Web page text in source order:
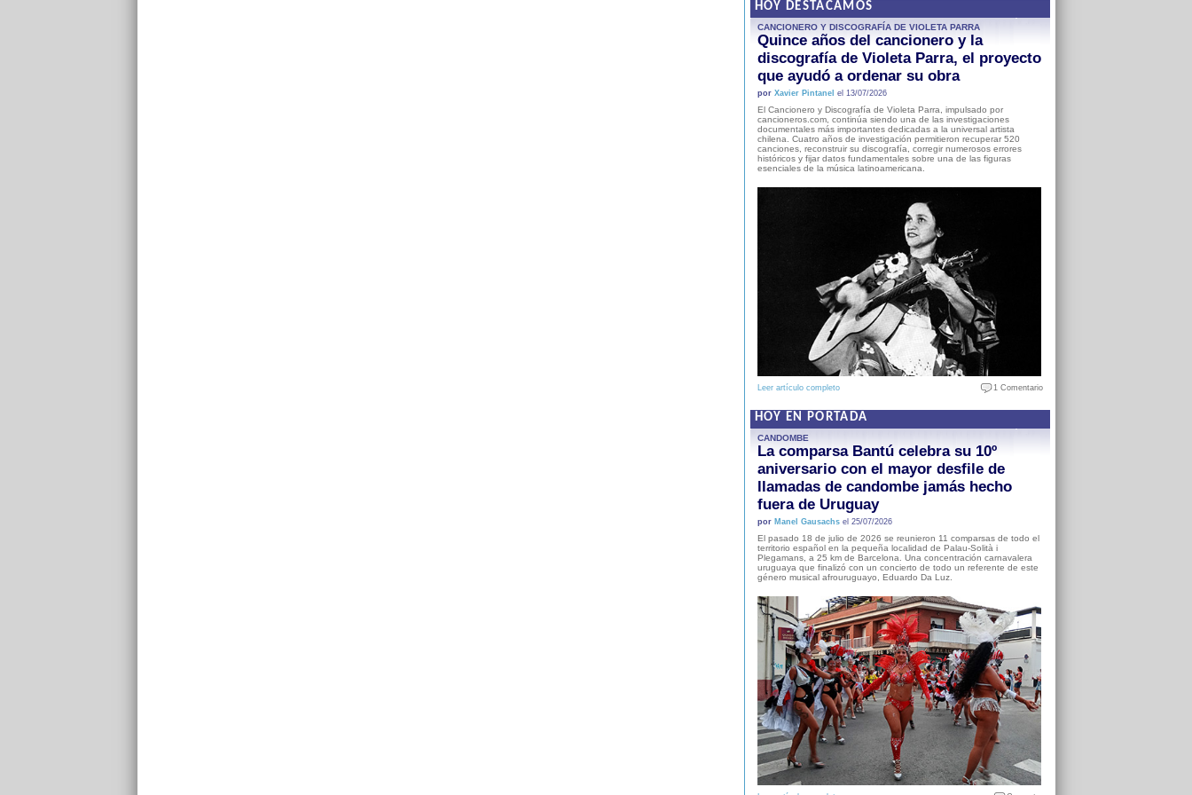
HOY DESTACAMOS
CANCIONERO Y DISCOGRAFÍA DE VIOLETA PARRA
Quince años del cancionero y la
discografía de Violeta Parra, el proyecto
que ayudó a ordenar su obra
por Xavier Pintanel el 13/07/2026
El Cancionero y Discografía de Violeta Parra, impulsado por
cancioneros.com, continúa siendo una de las investigaciones
documentales más importantes dedicadas a la universal artista
chilena. Cuatro años de investigación permitieron recuperar 520
canciones, reconstruir su discografía, corregir numerosos errores
históricos y fijar datos fundamentales sobre una de las figuras
esenciales de la música latinoamericana.
Leer artículo completo 1 Comentario
HOY EN PORTADA
CANDOMBE
La comparsa Bantú celebra su 10º
aniversario con el mayor desfile de
llamadas de candombe jamás hecho
fuera de Uruguay
por Manel Gausachsel 25/07/2026
El pasado 18 de julio de 2026 se reunieron 11 comparsas de todo el
territorio español en la pequeña localidad de Palau-Solità i
Plegamans, a 25 km de Barcelona. Una concentración carnavalera
uruguaya que finalizó con un concierto de todo un referente de este
género musical afrouruguayo, Eduardo Da Luz.